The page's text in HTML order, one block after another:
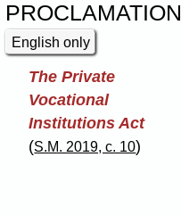
PROCLAMATION
English only
The Private
Vocational
Institutions Act
(S.M. 2019, c. 10)